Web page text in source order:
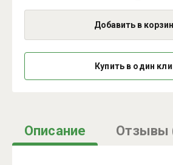
Добавить в
Купить в один
Описание Отзывы